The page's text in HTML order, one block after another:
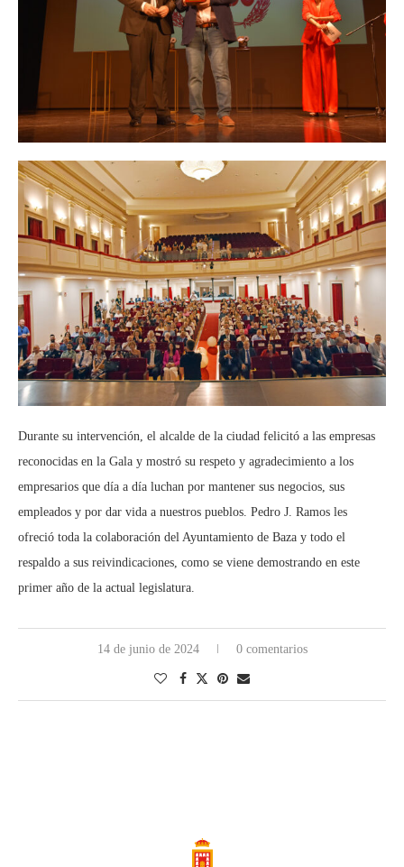
Durante su intervención, el alcalde de la ciudad felicitó a las empresas
reconocidas en la Gala y mostró su respeto y agradecimiento a los
empresarios que día a día luchan por mantener sus negocios, sus
empleados y por dar vida a nuestros pueblos. Pedro J. Ramos les
ofreció toda la colaboración del Ayuntamiento de Baza y todo el
respaldo a sus reivindicaciones, como se viene demostrando en este
primer año de la actual legislatura.
14 de junio de 2024 0 comentarios